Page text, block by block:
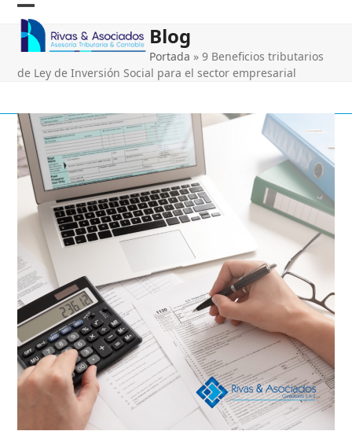
Skip
content
Open
mobile
menu
Close
mobile
menu
Blog
Portada »9 Beneficios tributarios
de Ley de Inversión Social para el sector empresarial